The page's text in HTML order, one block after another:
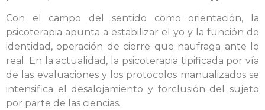
Con el campo del sentido como orientación, la
psicoterapia apunta a estabilizar el yo y la función de
identidad, operación de cierre que naufraga ante lo
real. En la actualidad, la psicoterapia tipificada por vía
de las evaluaciones y los protocolos manualizados se
intensifica el desalojamiento y forclusión del sujeto
por parte de las ciencias.